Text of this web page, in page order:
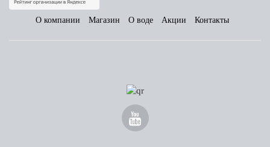
О компании Магазин О воде Акции Контакты